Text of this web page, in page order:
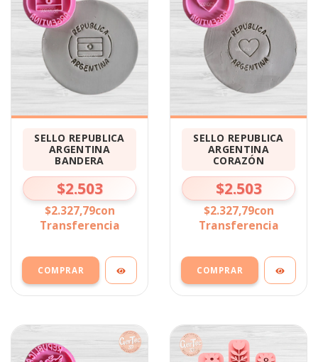
SELLO REPUBLICA
ARGENTINA
BANDERA
$2.503
$2.327,79con
Transferencia
SELLO REPUBLICA
ARGENTINA
CORAZÓN
$2.503
$2.327,79con
Transferencia